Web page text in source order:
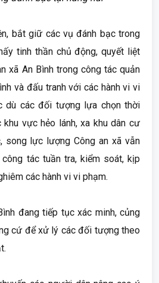
bắt giữ các vụ đánh bạc trong
tinh thần chủ động, quyết liệt
xã An Bình trong công tác quản
và đấu tranh với các hành vi vi
dù các đối tượng lựa chọn thời
vực hẻo lánh, xa khu dân cư
song lực lượng Công an xã vẫn
tác tuần tra, kiểm soát, kịp
các hành vi vi phạm.
đang tiếp tục xác minh, củng
cứ để xử lý các đối tượng theo